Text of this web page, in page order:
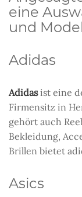
eine
und
Adidas
Adidasist eine
Firmensitz in
gehört auch
Bekleidung,
Brillen bietet
Asics